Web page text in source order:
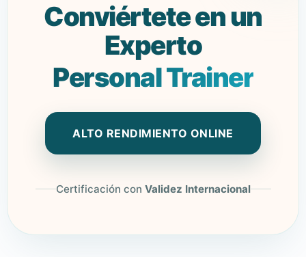
Conviértete en un
Experto
Personal Trainer
ALTO RENDIMIENTO ONLINE
Certificación con Validez Internacional